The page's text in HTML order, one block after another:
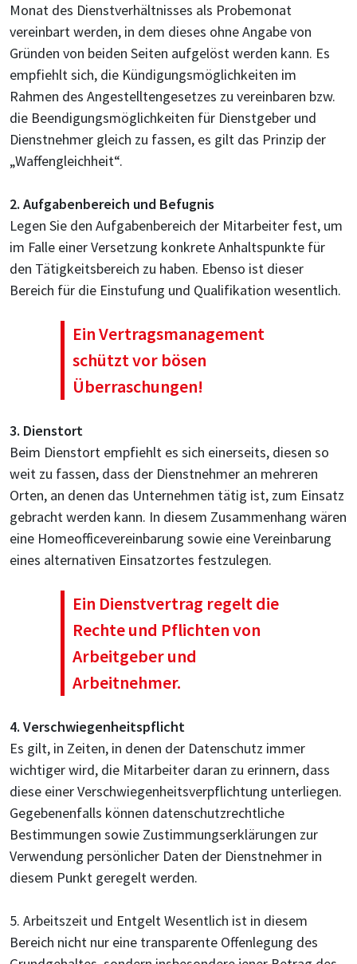
Monat des Dienstverhältnisses als Probemonat
vereinbart werden, in dem dieses ohne Angabe von
Gründen von beiden Seiten aufgelöst werden kann. Es
empfiehlt sich, die Kündigungsmöglichkeiten im
Rahmen des Angestelltengesetzes zu vereinbaren bzw.
die Beendigungsmöglichkeiten für Dienstgeber und
Dienstnehmer gleich zu fassen, es gilt das Prinzip der
„Waffengleichheit“.
2. Aufgabenbereich und Befugnis
Legen Sie den Aufgabenbereich der Mitarbeiter fest, um
im Falle einer Versetzung konkrete Anhaltspunkte für
den Tätigkeitsbereich zu haben. Ebenso ist dieser
Bereich für die Einstufung und Qualifikation wesentlich.
Ein Vertragsmanagement
schützt vor bösen
Überraschungen!
3. Dienstort
Beim Dienstort empfiehlt es sich einerseits, diesen so
weit zu fassen, dass der Dienstnehmer an mehreren
Orten, an denen das Unternehmen tätig ist, zum Einsatz
gebracht werden kann. In diesem Zusammenhang wären
eine Homeofficevereinbarung sowie eine Vereinbarung
eines alternativen Einsatzortes festzulegen.
Ein Dienstvertrag regelt die
Rechte und Pflichten von
Arbeitgeber und
Arbeitnehmer.
4. Verschwiegenheitspflicht
Es gilt, in Zeiten, in denen der Datenschutz immer
wichtiger wird, die Mitarbeiter daran zu erinnern, dass
diese einer Verschwiegenheitsverpflichtung unterliegen.
Gegebenenfalls können datenschutzrechtliche
Bestimmungen sowie Zustimmungserklärungen zur
Verwendung persönlicher Daten der Dienstnehmer in
diesem Punkt geregelt werden.
5. Arbeitszeit und Entgelt Wesentlich ist in diesem
Bereich nicht nur eine transparente Offenlegung des